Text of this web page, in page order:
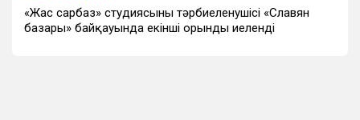
«Жас сарбаз» студиясының тәрбиеленушісі «Славян
базары» байқауында екінші орынды иеленді